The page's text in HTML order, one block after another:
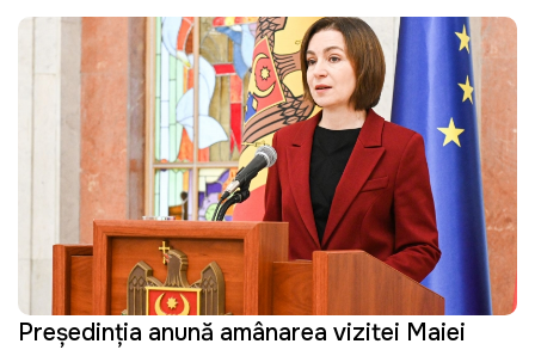
Președinția anunță amânarea vizitei Maiei